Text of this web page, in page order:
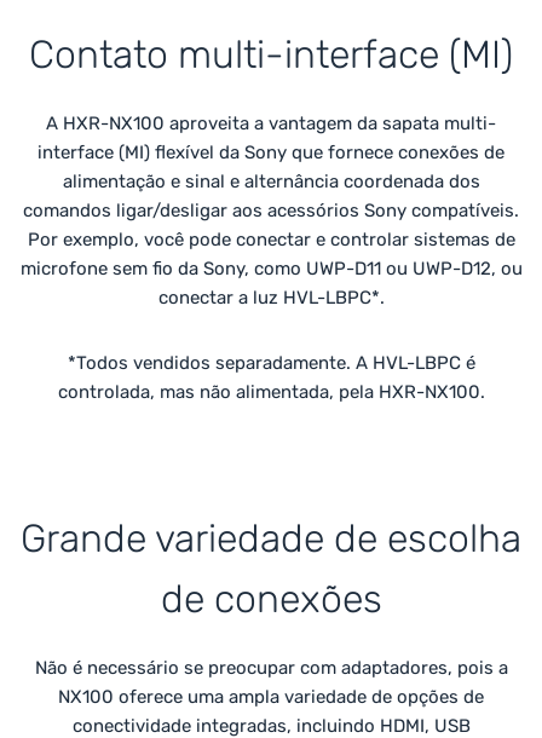
Contato multi-interface (MI)
A HXR-NX100 aproveita a vantagem da sapata multi-
interface (MI) flexível da Sony que fornece conexões de
alimentação e sinal e alternância coordenada dos
comandos ligar/desligar aos acessórios Sony compatíveis.
Por exemplo, você pode conectar e controlar sistemas de
microfone sem fio da Sony, como UWP-D11 ou UWP-D12, ou
conectar a luz HVL-LBPC*.
*Todos vendidos separadamente. A HVL-LBPC é
controlada, mas não alimentada, pela HXR-NX100.
Grande variedade de escolha
de conexões
Não é necessário se preocupar com adaptadores, pois a
NX100 oferece uma ampla variedade de opções de
conectividade integradas, incluindo HDMI, USB